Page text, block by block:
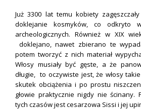
Już 3300 lat temu kobiety
doklejanie kosmyków, co odkryto
archeologicznych. Również w XIX
doklejano, nawet zbierano te
potem tworzyć z nich materiał
Włosy musiały być gęste, a że
długie, to oczywiste jest, że włosy
skutek obciążenia i po prostu
głowie praktycznie nigdy nie ścinany.
tych czasów jest cesarzowa Sissi i jej